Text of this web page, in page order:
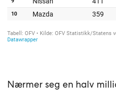
Nærmer seg en halv